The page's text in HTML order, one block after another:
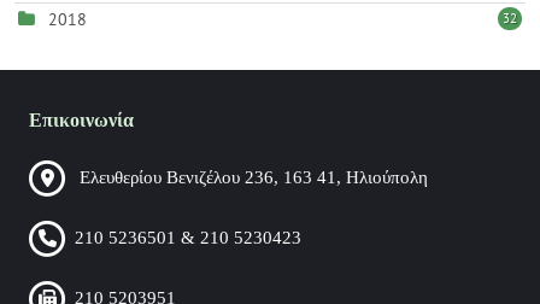
2018 32
Επικοινωνία
Ελευθερίου Βενιζέλου 236, 163 41, Ηλιούπολη
210 5236501 & 210 5230423
210 5203951